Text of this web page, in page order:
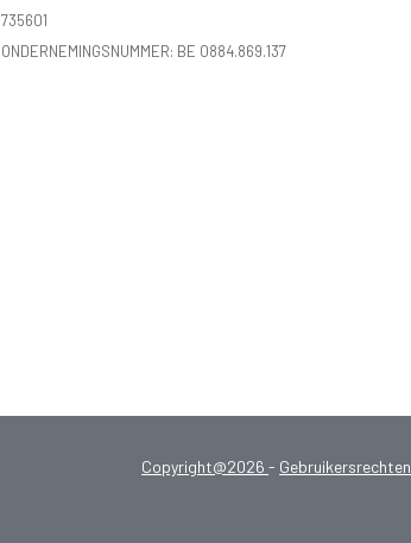
735601
ONDERNEMINGSNUMMER: BE 0884.869.137
Copyright@2026- Gebruikersrechten